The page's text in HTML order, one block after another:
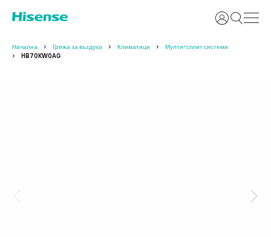
Вход
Начална Грижа за въздуха Климатици
Мулти-сплит системи
HB70KW0AG